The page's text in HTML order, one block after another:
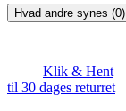
Hvad andre synes (0)
Klik & Hent
til 30 dages returret